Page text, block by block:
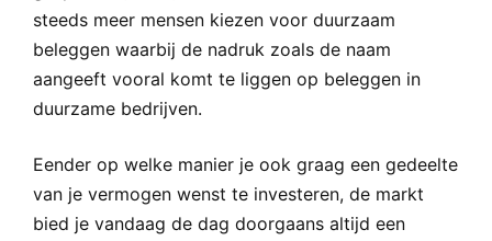
steeds meer mensen kiezen voor duurzaam
beleggen waarbij de nadruk zoals de naam
aangeeft vooral komt te liggen op beleggen in
duurzame bedrijven.
Eender op welke manier je ook graag een gedeelte
van je vermogen wenst te investeren, de markt
bied je vandaag de dag doorgaans altijd een